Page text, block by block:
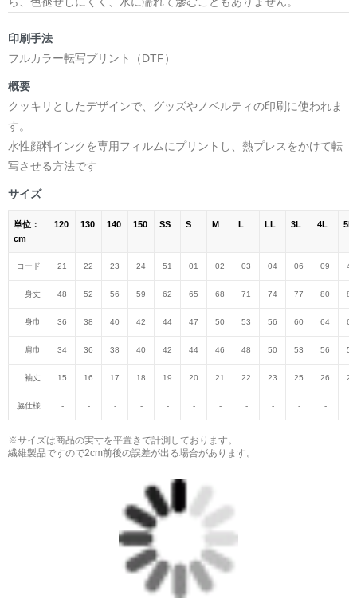
印刷手法
フルカラー転写プリント（DTF）
概要
クッキリとしたデザインで、グッズやノベルティの印刷に使われま
す。
水性顔料インクを専用フィルムにプリントし、熱プレスをかけて転
写させる方法です
サイズ
単位：
cm
120 130 140 150 SS S M L LL 3L 4L 5L
コード 21 22 23 24 51 01 02 03 04 06 09 47
身丈 48 52 56 59 62 65 68 71 74 77 80 82
身巾 36 38 40 42 44 47 50 53 56 60 64 68
肩巾 34 36 38 40 42 44 46 48 50 53 56 59
袖丈 15 16 17 18 19 20 21 22 23 25 26 27
脇仕様 - - - - - - - - - - -
※サイズは商品の実寸を平置きで計測しております。
繊維製品ですので2cm前後の誤差が出る場合があります。